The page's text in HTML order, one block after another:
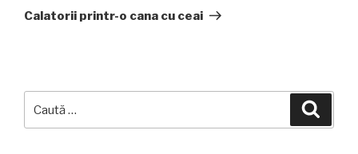
următor
Calatorii printr-o cana cu ceai
după: